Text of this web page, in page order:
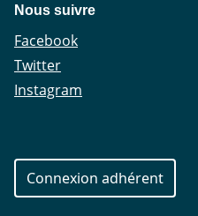
Nous suivre
Facebook
Twitter
Instagram
Connexion adhérent